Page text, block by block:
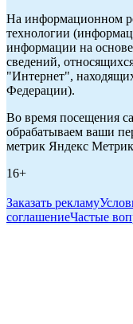
На информационном
технологии
информации на основе
сведений,
"Интернет",
Федерации).
Во время посещения
обрабатываем ваши
метрик Яндекс
16+
Заказать рекламу
соглашениеЧастые